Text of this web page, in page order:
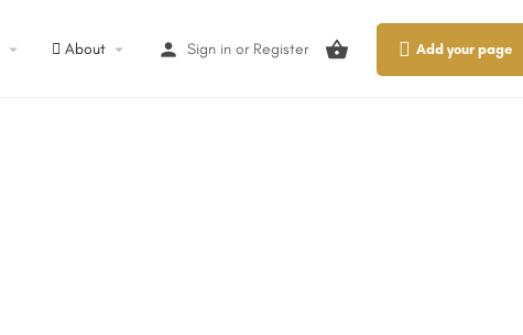
About Sign in or Register Add your page